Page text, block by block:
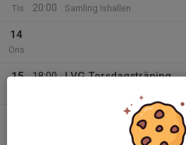
Tis
20:00
Samling Ishallen
14
Ons
15
18:00
LVG Torsdagsträning